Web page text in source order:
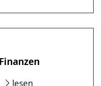
lesen